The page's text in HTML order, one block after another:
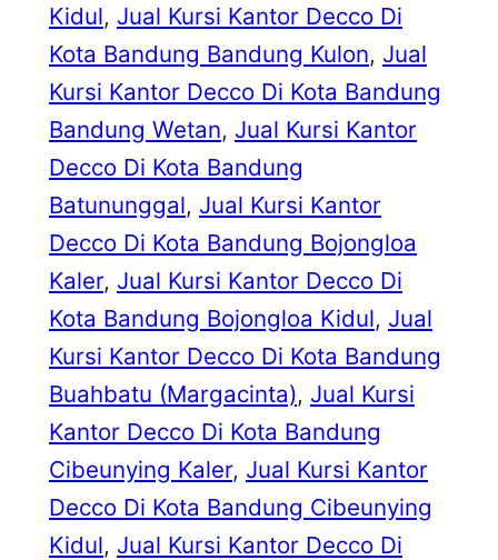
Kidul, Jual Kursi Kantor Decco Di
Kota Bandung Bandung Kulon, Jual
Kursi Kantor Decco Di Kota Bandung
Bandung Wetan, Jual Kursi Kantor
Decco Di Kota Bandung
Batununggal, Jual Kursi Kantor
Decco Di Kota Bandung Bojongloa
Kaler, Jual Kursi Kantor Decco Di
Kota Bandung Bojongloa Kidul, Jual
Kursi Kantor Decco Di Kota Bandung
Buahbatu (Margacinta), Jual Kursi
Kantor Decco Di Kota Bandung
Cibeunying Kaler, Jual Kursi Kantor
Decco Di Kota Bandung Cibeunying
Kidul, Jual Kursi Kantor Decco Di